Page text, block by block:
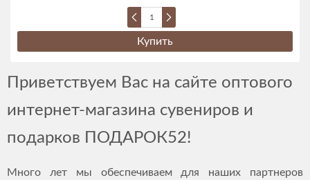
Купить
Приветствуем Вас на сайте оптового
интернет-магазина сувениров и
подарков ПОДАРОК52!
Много лет мы обеспечиваем для наших партнеров